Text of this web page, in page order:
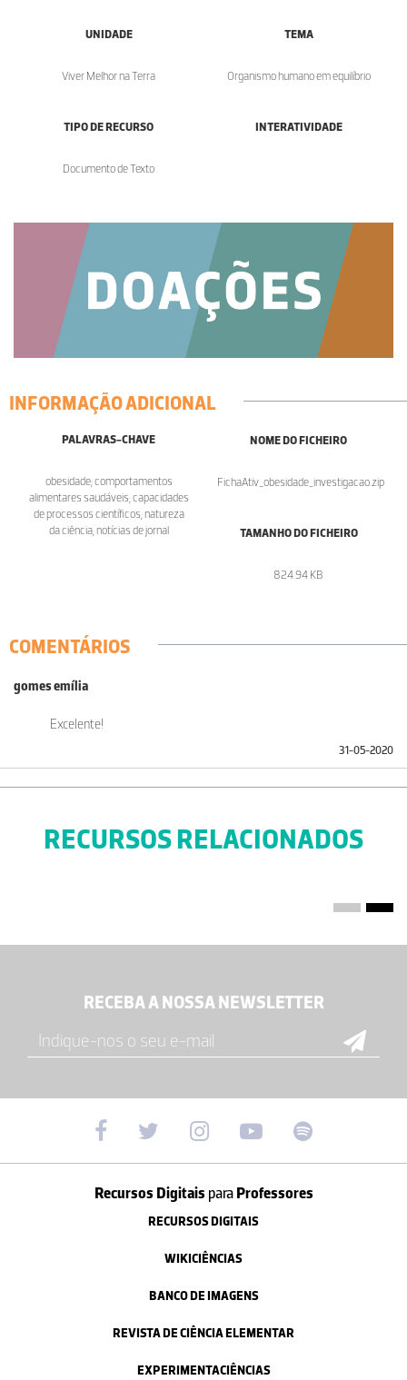
UNIDADE
Viver Melhor na Terra
TEMA
Organismo humano em equilíbrio
TIPO DE RECURSO
Documento de Texto
INTERATIVIDADE
INFORMAÇÃO ADICIONAL
PALAVRAS-CHAVE
obesidade; comportamentos
alimentares saudáveis; capacidades
de processos científicos; natureza
da ciência; notícias de jornal
NOME DO FICHEIRO
FichaAtiv_obesidade_investigacao.zip
TAMANHO DO FICHEIRO
824.94 KB
COMENTÁRIOS
gomes emília
Excelente!
31-05-2020
RECURSOS RELACIONADOS
RECEBA A NOSSA NEWSLETTER
Recursos Digitais paraProfessores
RECURSOS DIGITAIS
WIKICIÊNCIAS
BANCO DE IMAGENS
REVISTA DE CIÊNCIA ELEMENTAR
EXPERIMENTACIÊNCIAS